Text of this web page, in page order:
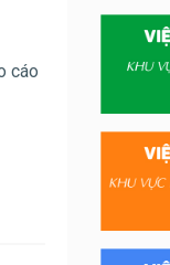
cáo